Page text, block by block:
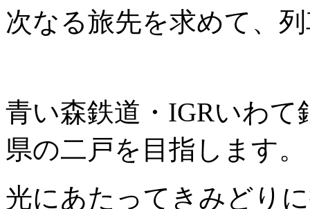
次なる旅先を求めて、
青い森鉄道・IGRいわ
県の二戸を目指します。
光にあたってきみどり